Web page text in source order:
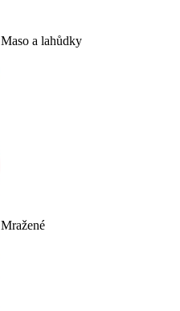
Maso a lahůdky
Mražené